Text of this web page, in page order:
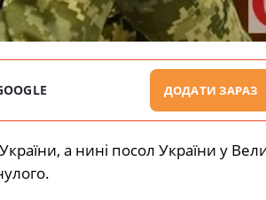
ДОДАТИ ЗАРАЗ
а нині посол України у